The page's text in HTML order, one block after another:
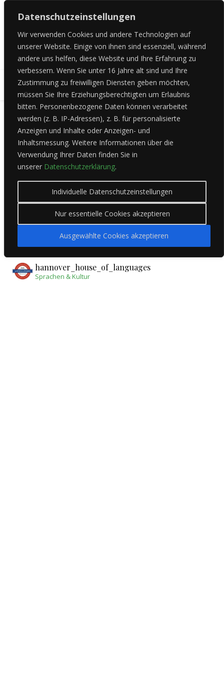
Datenschutzeinstellungen
Wir verwenden Cookies und andere Technologien auf
unserer Website. Einige von ihnen sind essenziell, während
andere uns helfen, diese Website und Ihre Erfahrung zu
verbessern. Wenn Sie unter 16 Jahre alt sind und Ihre
Zustimmung zu freiwilligen Diensten geben möchten,
müssen Sie Ihre Erziehungsberechtigten um Erlaubnis
bitten. Personenbezogene Daten können verarbeitet
werden (z. B. IP-Adressen), z. B. für personalisierte
Anzeigen und Inhalte oder Anzeigen- und
Inhaltsmessung. Weitere Informationen über die
Verwendung Ihrer Daten finden Sie in
unserer Datenschutzerklärung.
Individuelle Datenschutzeinstellungen
Nur essentielle Cookies akzeptieren
Ausgewählte Cookies akzeptieren
MENU
Leistungen
Pat's Language Cabinet
language-cabinet
INSTAGRAM
hannover_house_of_languages
Sprachen & Kultur